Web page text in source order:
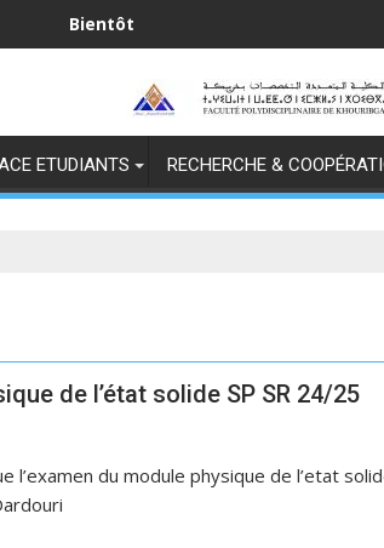
ETUDIANTS RECHERCHE &
de l’état solide SP SR 24/25
du module physique de l’etat